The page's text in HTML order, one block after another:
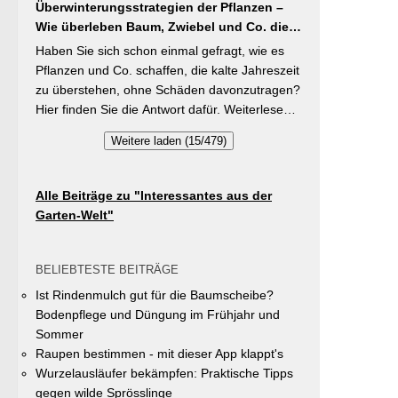
brauchen Stangenbohnen im Gegensatz zu
Buschbohnen eine moderierte Düngung
während der Wachstumsphase. Besonderes
Detail: Bohnen gehen Symbiosen mit
Knöllchenbakterien ein, die Stickstoff aus der
Luft binden – Vorfrucht-Wirkung für das
Vielfalt im Gemeindegebiet zu fördern und
gleichzeitig durch die Entsiegelung von
Privatflächen einen aktiven Beitrag zur
Verbesserung des Ortsklimas zu leisten.
Warum? Entsiegelte Flächen helfen… Hitze zu
reduzieren Regenwasser besser zu speichern
zu gestalten. Insgesamt drei Gärten werden
aus Vertretern der Gemeinde Unterhaching
sowie des Gartenbauvereins Unterhaching
jeweils einen Gutschein von Pflanzen-Kölle
Insektenhotel und eine Urkunde. Die
Teilnahmebedingungen, Bewertungskriterien
und das Anmeldeformular siehe auf den Seiten
der Gemeinde Unterhaching (Termin
abgelaufen).
Überwinterungsstrategien der Pflanzen –
Wie überleben Baum, Zwiebel und Co. die
kalte Jahreszeit?
Haben Sie sich schon einmal gefragt, wie es
Pflanzen und Co. schaffen, die kalte Jahreszeit
zu überstehen, ohne Schäden davonzutragen?
Hier finden Sie die Antwort dafür. Weiterlesen
bei „GartenTipps“
Weitere laden (15/479)
Alle Beiträge zu "Interessantes aus der
Garten-Welt"
BELIEBTESTE BEITRÄGE
Ist Rindenmulch gut für die Baumscheibe?
Bodenpflege und Düngung im Frühjahr und
Sommer
Raupen bestimmen - mit dieser App klappt's
Wurzelausläufer bekämpfen: Praktische Tipps
gegen wilde Sprösslinge